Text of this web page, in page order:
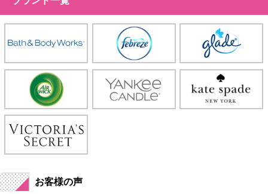
お客様の声